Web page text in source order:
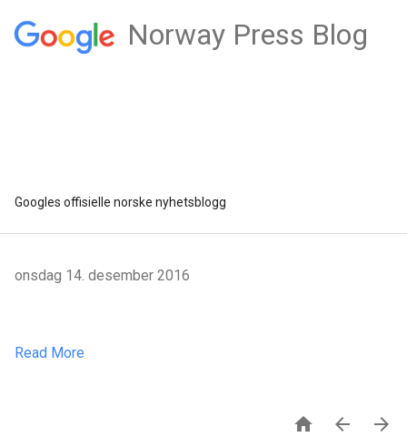
Norway Press Blog
Googles offisielle norske nyhetsblogg
onsdag 14. desember 2016
Read More
  